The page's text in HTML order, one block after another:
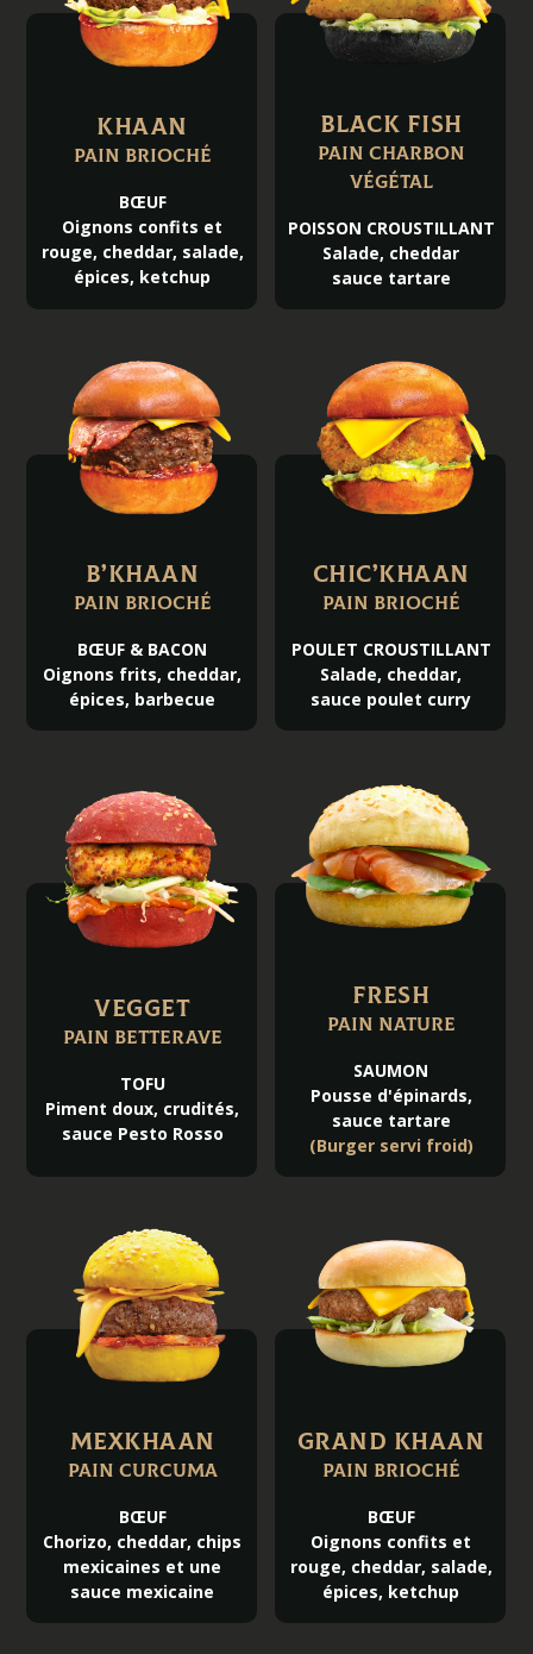
KHAAN
Pain brioché
BŒUF
Oignons confits et
rouge, cheddar, salade,
épices, ketchup
Black Fish
Pain charbon
végétal
POISSON CROUSTILLANT
Salade, cheddar
sauce tartare
B’Khaan
Pain brioché
BŒUF & BACON
Oignons frits, cheddar,
épices, barbecue
Chic’Khaan
Pain brioché
POULET CROUSTILLANT
Salade, cheddar,
sauce poulet curry
Vegget
Pain betterave
TOFU
Piment doux, crudités,
sauce Pesto Rosso
Fresh
Pain Nature
SAUMON
Pousse d'épinards,
sauce tartare
(Burger servi froid)
MEXKHAAN
Pain curcuma
BŒUF
Chorizo, cheddar, chips
mexicaines et une
sauce mexicaine
GRAND KHAAN
Pain brioché
BŒUF
Oignons confits et
rouge, cheddar, salade,
épices, ketchup